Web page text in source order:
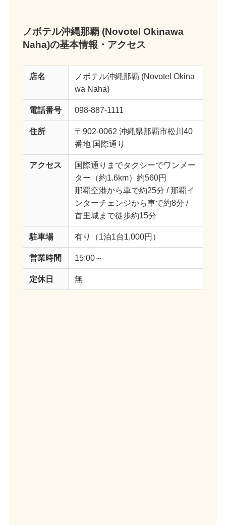
ノボテル沖縄那覇 (Novotel Okinawa
Naha)の基本情報・アクセス
店名
ノボテル沖縄那覇 (Novotel Okina
wa Naha)
電話番号 098-887-1111
住所
〒902-0062 沖縄県那覇市松川40
番地 国際通り
アクセス
国際通りまでタクシーでワンメー
ター（約1.6km）約560円
那覇空港から車で約25分 / 那覇イ
ンターチェンジから車で約8分 /
首里城まで徒歩約15分
駐車場 有り（1泊1台1,000円）
営業時間 15:00～
定休日 無